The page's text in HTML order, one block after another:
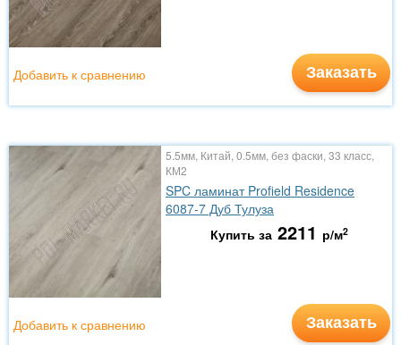
Заказать
Добавить к сравнению
5.5мм, Китай, 0.5мм, без фаски, 33 класс,
КМ2
SPC ламинат Profield Residence
6087-7 Дуб Тулуза
Купить за 2211 р/м2
Заказать
Добавить к сравнению